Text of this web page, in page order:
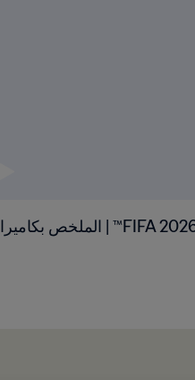
الأرجنتين ضد سويسرا | ربع النهائي | كأس العالم FIFA 2026™ | الملخص بكاميرا